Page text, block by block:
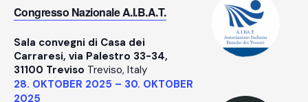
Congresso Nazionale A.I.B.A.T.
Sala convegni di Casa dei
Carraresi, via Palestro 33-34,
31100 Treviso Treviso, Italy
28. OKTOBER 2025 – 30. OKTOBER
2025